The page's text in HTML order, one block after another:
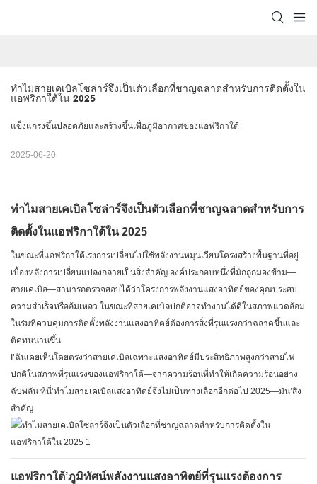
ทำไมสายเคเบิลโซล่าร์จึงเป็นตัวเลือกที่ชาญฉลาดสำหรับการติดตั้งใน
แอฟริกาใต้ใน 2025
แข็งแกร่งขึ้นปลอดภัยและสร้างขึ้นเพื่อภูมิอากาศของแอฟริกาใต้
2025-06-20
ทำไมสายเคเบิลโซล่าร์จึงเป็นตัวเลือกที่ชาญฉลาดสำหรับการ
ติดตั้งในแอฟริกาใต้ใน 2025
ในขณะที่แอฟริกาใต้เร่งการเปลี่ยนไปใช้พลังงานหมุนเวียนโครงสร้างพื้นฐานที่อยู่
เบื้องหลังการเปลี่ยนแปลงกลายเป็นสิ่งสำคัญ องค์ประกอบหนึ่งที่มักถูกมองข้าม—
สายเคเบิล—สามารถตรวจสอบได้ว่าโครงการพลังงานแสงอาทิตย์ของคุณประสบ
ความสำเร็จหรือล้มเหลว ในขณะที่สายเคเบิลปกติอาจทำงานได้ดีในสภาพแวดล้อม
ในร่มที่ควบคุมการติดตั้งพลังงานแสงอาทิตย์ต้องการสิ่งที่รุนแรงกว่าฉลาดขึ้นและ
ติดทนนานขึ้น
I’ฉันเคยเห็นโดยตรงว่าสายเคเบิลเฉพาะแสงอาทิตย์มีประสิทธิภาพสูงกว่าสายไฟ
ปกติในสภาพที่รุนแรงของแอฟริกาใต้—จากความร้อนที่ทำให้เกิดความร้อนอย่าง
ฉับพลัน ที่นี่’ทำไมสายเคเบิลแสงอาทิตย์จึงไม่เป็นทางเลือกอีกต่อไป 2025—มัน’สิ่ง
สำคัญ
แอฟริกาใต้’ภูมิทัศน์พลังงานแสงอาทิตย์ที่รุนแรงต้องการ